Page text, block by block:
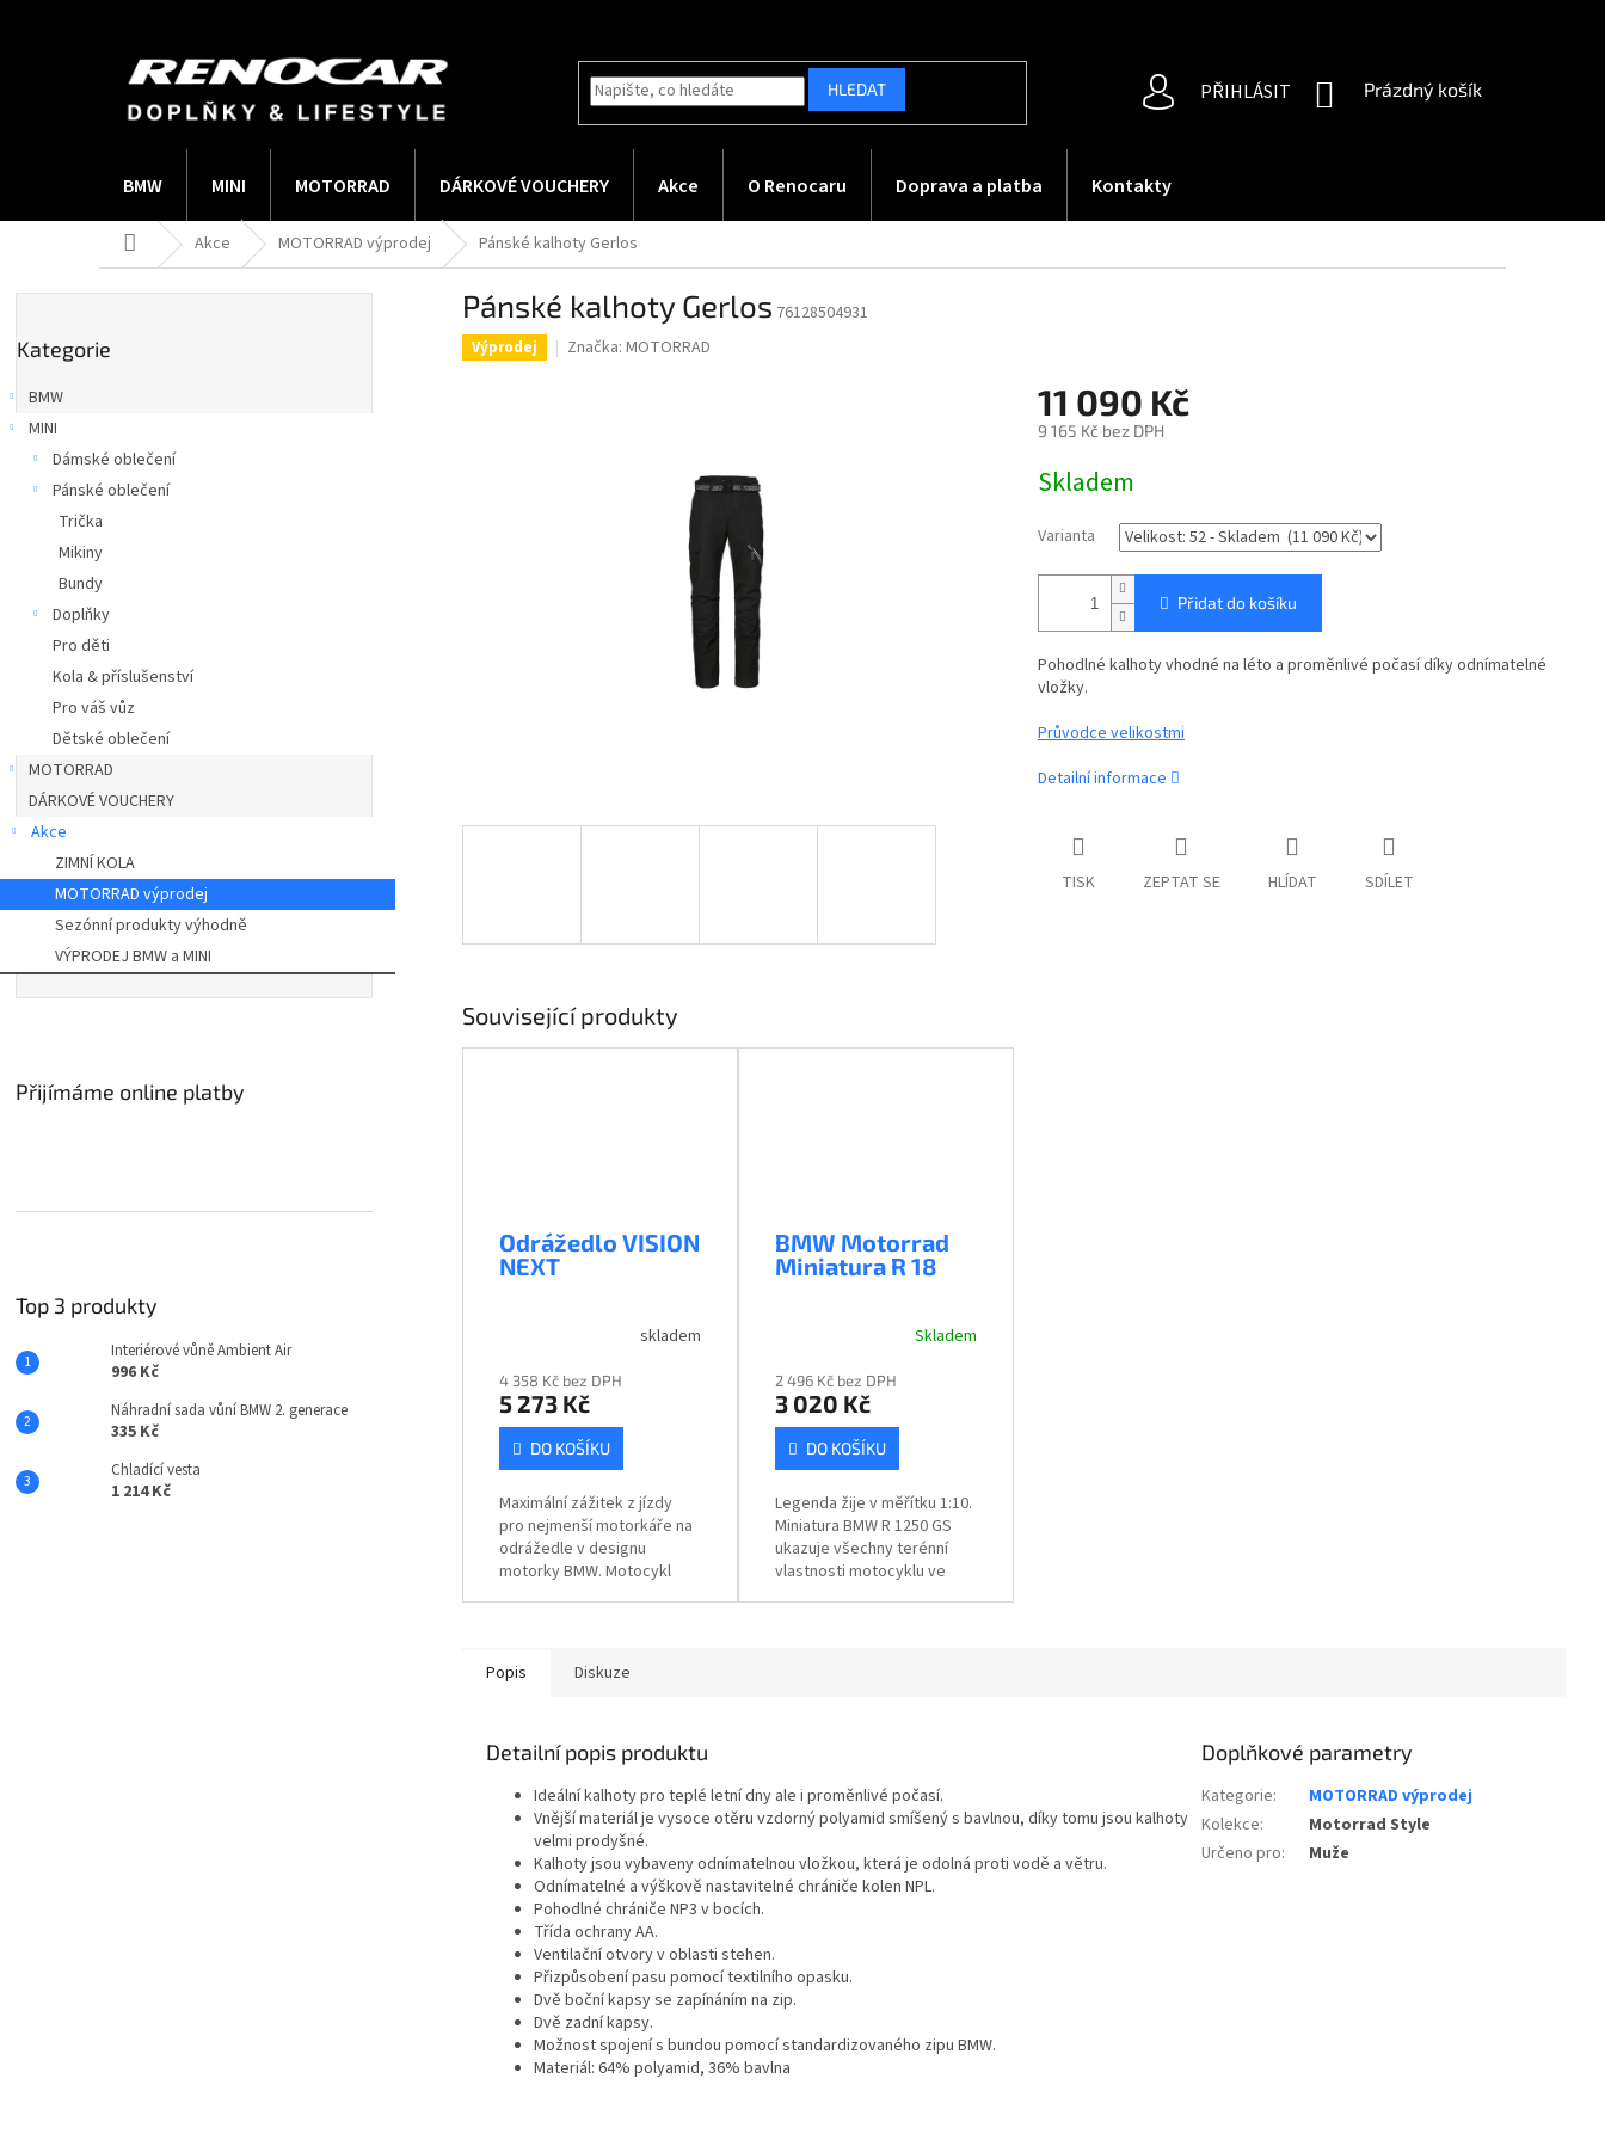
HLEDAT PŘIHLÁSIT
NÁKUPNÍ
Prázdný košík
BMW MINI MOTORRAD DÁRKOVÉ VOUCHERY Akce O Renocaru Doprava a platba Kontakty
Domů Akce MOTORRAD výprodej Pánské kalhoty Gerlos
t
a
n
kategorie
Kategorie
BMW
MINI
Dámské oblečení
Pánské oblečení
Trička
Mikiny
Bundy
Doplňky
Pro děti
Kola & příslušenství
Pro váš vůz
Dětské oblečení
MOTORRAD
DÁRKOVÉ VOUCHERY
Akce
ZIMNÍ KOLA
MOTORRAD výprodej
Sezónní produkty výhodně
VÝPRODEJ BMW a MINI
Přijímáme online platby
Top 3 produkty
Interiérové vůně Ambient Air
996 Kč
Náhradní sada vůní BMW 2. generace
335 Kč
Chladící vesta
1 214 Kč
Pánské kalhoty Gerlos 76128504931
Výprodej Značka:MOTORRAD
11 090 Kč
9 165 Kč bez DPH
cena:
Skladem
Varianta
Přidat do košíku
Pohodlné kalhoty vhodné na léto a proměnlivé počasí díky odnímatelné
vložky.
Průvodce velikostmi
Detailní informace
TISK ZEPTAT SE HLÍDAT SDÍLET
Související produkty
Odrážedlo VISION
NEXT
skladem
4 358 Kč bez DPH
5 273 Kč
DO KOŠÍKU
Maximální zážitek z jízdy
pro nejmenší motorkáře na
odrážedle v designu
motorky BMW. Motocykl
zažít zblízka...
BMW Motorrad
Miniatura R 18
Skladem
2 496 Kč bez DPH
3 020 Kč
DO KOŠÍKU
Legenda žije v měřítku 1:10.
Miniatura BMW R 1250 GS
ukazuje všechny terénní
vlastnosti motocyklu ve
Popis Diskuze
Detailní popis produktu
Ideální kalhoty pro teplé letní dny ale i proměnlivé počasí.
Vnější materiál je vysoce otěru vzdorný polyamid smíšený s bavlnou, díky tomu jsou kalhoty
velmi prodyšné.
Kalhoty jsou vybaveny odnímatelnou vložkou, která je odolná proti vodě a větru.
Odnímatelné a výškově nastavitelné chrániče kolen NPL.
Pohodlné chrániče NP3 v bocích.
Třída ochrany AA.
Ventilační otvory v oblasti stehen.
Přizpůsobení pasu pomocí textilního opasku.
Dvě boční kapsy se zapínáním na zip.
Dvě zadní kapsy.
Možnost spojení s bundou pomocí standardizovaného zipu BMW.
Materiál: 64% polyamid, 36% bavlna
Doplňkové parametry
Kategorie:
MOTORRAD výprodej
Kolekce:
Motorrad Style
Určeno pro: Muže